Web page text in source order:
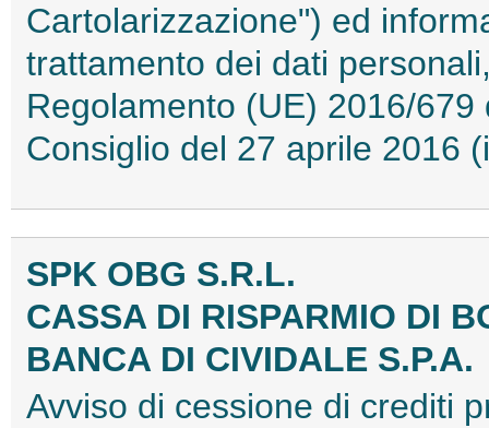
Cartolarizzazione") ed
trattamento dei dati
Regolamento (UE) 2016/
Consiglio del 27 aprile 2016
SPK OBG S.R.L.
CASSA DI RISPARMIO DI
BANCA DI CIVIDALE S.P.A.
Avviso di cessione di crediti